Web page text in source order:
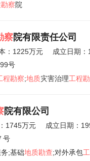
察院
察院有限责任公司
：1225万元
成立日期
号
程勘察;地质灾害治理工程
院有限公司
1745万元
成立日期：
号
;基础地质勘查;对外承包